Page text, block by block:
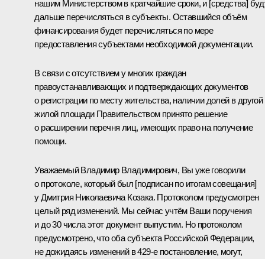
нашим Министерством в кратчайшие сроки, и [средства]
дальше перечисляться в субъекты. Оставшийся объём
финансирования будет перечисляться по мере
предоставления субъектами необходимой документации.
В связи с отсутствием у многих граждан
правоустанавливающих и подтверждающих документов
о регистрации по месту жительства, наличии долей в другой
жилой площади Правительством принято решение
о расширении перечня лиц, имеющих право на получение
помощи.
Уважаемый Владимир Владимирович, Вы уже говорили
о протоколе, который был [подписан по итогам совещания]
у Дмитрия Николаевича Козака. Протоколом предусмотрен
целый ряд изменений. Мы сейчас учтём Ваши поручения
и до 30 числа этот документ выпустим. Но протоколом
предусмотрено, что оба субъекта Российской Федерации,
не дожидаясь изменений в 429-е постановление, могут,